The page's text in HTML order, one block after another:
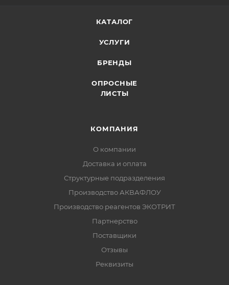
КАТАЛОГ
УСЛУГИ
БРЕНДЫ
ОПРОСНЫЕ
ЛИСТЫ
КОМПАНИЯ
О компании
Доставка и оплата
Структурные подразделения
Производство АКВАФЛОУ
Производство реагентов ЭКОТРИТ
Партнерство
Поставщики
Отзывы
Реквизиты